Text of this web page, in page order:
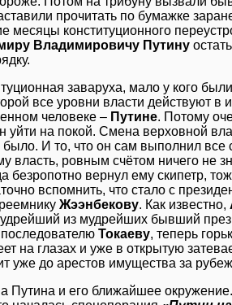
прочитать по бумажке
месяцы конституционного
Владимировичу Путину
заваруха, мало у кого
все уровни власти действуют в
человеке – Путине. Потому
уйти на покой. Смена верховной
И то, что он сам выполнил все
власть, ровным счётом ничего не
безропотно вернул ему скипетр,
вспомнить, что стало с
Жээнбекову. Как известно,
из мудрейших бывший
Токаеву, теперь
на глазах и уже в открытую
уже до арестов имущества за
Путина и его ближайшее